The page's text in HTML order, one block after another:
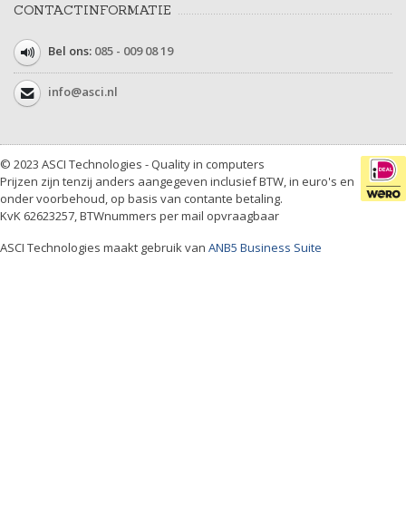
CONTACTINFORMATIE
Bel ons: 085 - 009 08 19
info@asci.nl
© 2023 ASCI Technologies - Quality in computers
Prijzen zijn tenzij anders aangegeven inclusief BTW, in euro's en
onder voorbehoud, op basis van contante betaling.
KvK 62623257, BTWnummers per mail opvraagbaar
ASCI Technologies maakt gebruik van ANB5 Business Suite